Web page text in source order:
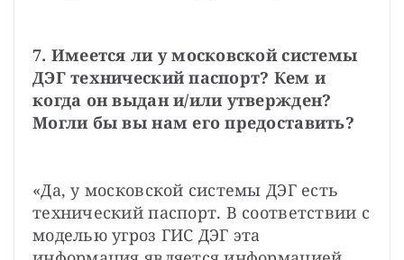
7. Имеется ли у московской системы
ДЭГ технический паспорт? Кем и
когда он выдан и/или утвержден?
Могли бы вы нам его предоставить?
«Да, у московской системы ДЭГ есть
технический паспорт. В соответствии с
моделью угроз ГИС ДЭГ эта